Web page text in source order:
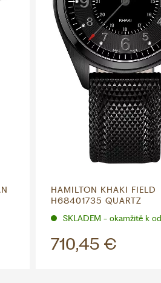
HAMILTON KHAKI FIELD
H68401735 QUARTZ
SKLADEM - okamžitě k
710,45 €